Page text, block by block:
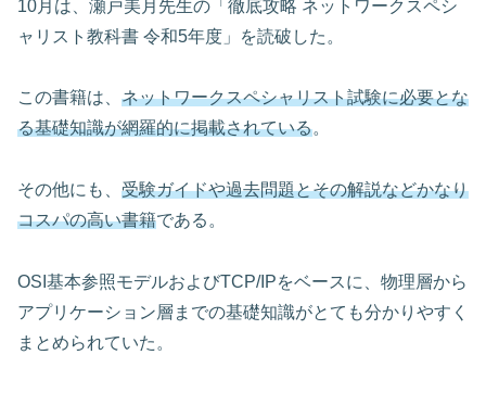
10月は、瀬戸美月先生の「徹底攻略 ネットワークスペシ
ャリスト教科書 令和5年度」を読破した。
この書籍は、 ネットワークスペシャリスト試験に必要とな
る基礎知識が網羅的に掲載されている。
その他にも、 受験ガイドや過去問題とその解説などかなり
コスパの高い書籍である。
OSI基本参照モデルおよびTCP/IPをベースに、物理層から
アプリケーション層までの基礎知識がとても分かりやすく
まとめられていた。